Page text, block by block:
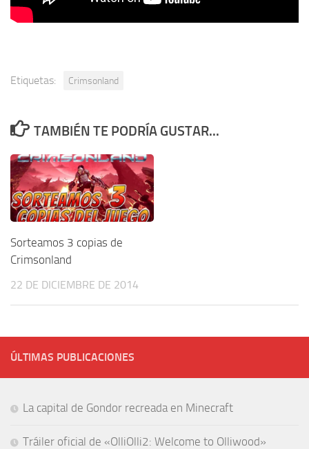
Etiquetas: Crimsonland
TAMBIÉN TE PODRÍA GUSTAR...
Sorteamos 3 copias de
Crimsonland
22 DE DICIEMBRE DE 2014
ÚLTIMAS PUBLICACIONES
La capital de Gondor recreada en Minecraft
Tráiler oficial de «OlliOlli2: Welcome to Olliwood»